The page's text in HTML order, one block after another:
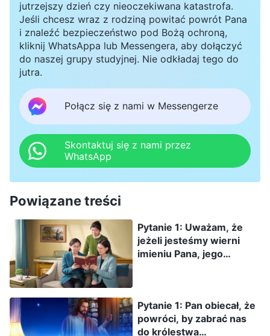
jutrzejszy dzień czy nieoczekiwana katastrofa.
Jeśli chcesz wraz z rodziną powitać powrót Pana
i znaleźć bezpieczeństwo pod Bożą ochroną,
kliknij WhatsAppa lub Messengera, aby dołączyć
do naszej grupy studyjnej. Nie odkładaj tego do
jutra.
Połącz się z nami w Messengerze
Skontaktuj się z nami przez
WhatsApp
Powiązane treści
Pytanie 1: Uważam, że
jeżeli jesteśmy wierni
imieniu Pana, jego
czujność, to Pan z
pewnością da nam znak
gdy nadejdzie. Nie
Pytanie 1: Pan obiecał, że
powróci, by zabrać nas
do królestwa